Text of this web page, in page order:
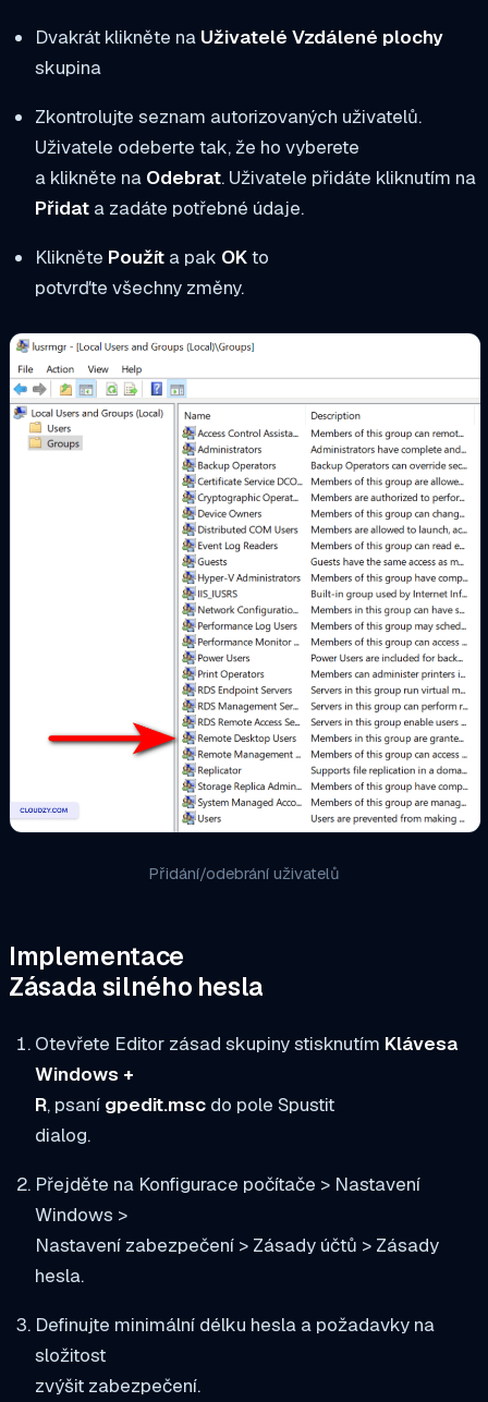
Dvakrát klikněte na Uživatelé Vzdálené plochy
skupina
Zkontrolujte seznam autorizovaných uživatelů.
Uživatele odeberte tak, že ho vyberete
a klikněte na Odebrat. Uživatele přidáte kliknutím na
Přidata zadáte potřebné údaje.
Klikněte Použíta pak OKto
potvrďte všechny změny.
Přidání/odebrání uživatelů
Implementace
Zásada silného hesla
Otevřete Editor zásad skupiny stisknutím Klávesa
Windows +
R, psaní gpedit.mscdo pole Spustit
dialog.
Přejděte na Konfigurace počítače > Nastavení
Windows >
Nastavení zabezpečení > Zásady účtů > Zásady
hesla.
Definujte minimální délku hesla a požadavky na
složitost
zvýšit zabezpečení.